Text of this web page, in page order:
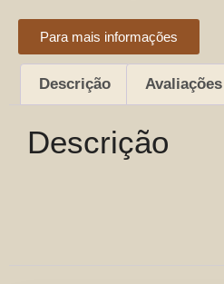
Para mais informações
Descrição
Descrição